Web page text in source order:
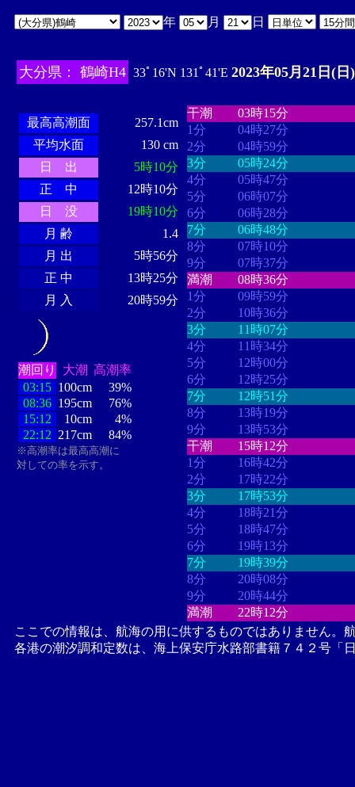
年 月 日
大分県： 鶴崎H4 33ﾟ16'N 131ﾟ41'E 2023年05月21日(日)
最高高潮面
257.1cm
平均水面
130 cm
日 出
5時10分
正 中
12時10分
日 没
19時10分
月 齢
1.4
月 出
5時56分
正 中
13時25分
月 入
20時59分
潮回り 大潮 高潮率
03:15 100cm
39%
08:36 195cm
76%
15:12
10cm
4%
22:12 217cm 84%
※高潮率は最高高潮に
対しての率を示す。
干潮
03時15分
1分
04時27分
2分
04時59分
3分
05時24分
4分
05時47分
5分
06時07分
6分
06時28分
7分
06時48分
8分
07時10分
9分
07時37分
満潮
08時36分
1分
09時59分
2分
10時36分
3分
11時07分
4分
11時34分
5分
12時00分
6分
12時25分
7分
12時51分
8分
13時19分
9分
13時53分
干潮
15時12分
1分
16時42分
2分
17時22分
3分
17時53分
4分
18時21分
5分
18時47分
6分
19時13分
7分
19時39分
8分
20時08分
9分
20時44分
満潮
22時12分
ここでの情報は、航海の用に供するものではありません。
各港の潮汐調和定数は、海上保安庁水路部書籍７４２号「